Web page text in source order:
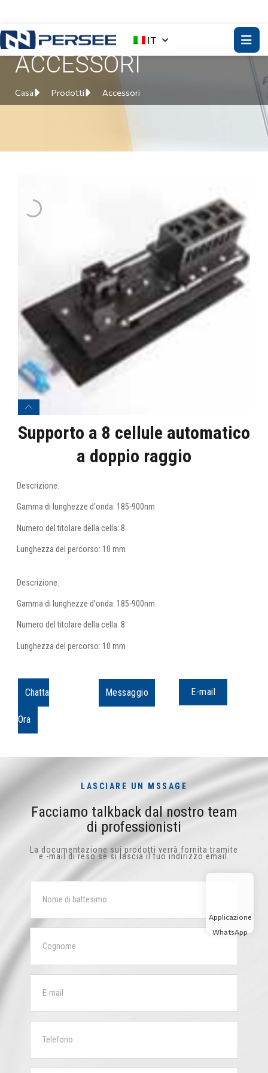
IT
ACCESSORI
Casa Prodotti Accessori
Supporto a 8 cellule automatico
a doppio raggio
Descrizione:
Gamma di lunghezze d'onda: 185-900nm
Numero del titolare della cella: 8
Lunghezza del percorso: 10 mm
Descrizione:
Gamma di lunghezze d'onda: 185-900nm
Numero del titolare della cella: 8
Lunghezza del percorso: 10 mm
Chatta
Ora
Messaggio E-mail
LASCIARE UN MSSAGE
Facciamo talkback dal nostro team
di professionisti
La documentazione sui prodotti verrà fornita tramite
e -mail di reso se si lascia il tuo indirizzo email.
Applicazione
WhatsApp